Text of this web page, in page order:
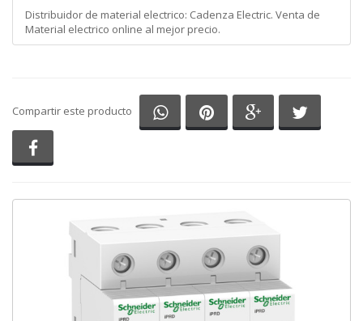
Distribuidor de material electrico: Cadenza Electric. Venta de
Material electrico online al mejor precio.
Compartir este producto Compartir en Whatsapp
Compartir en Pinterest
Compartir en